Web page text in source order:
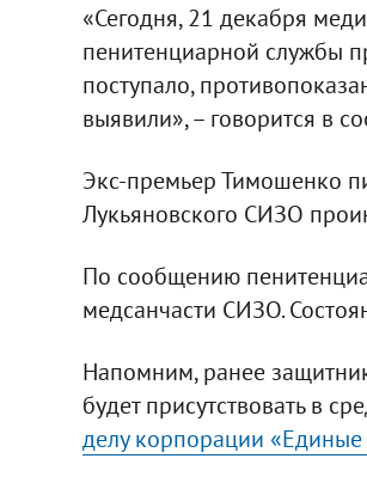
«Сегодня, 21 декабря
пенитенциарной службы
поступало,
выявили», – говорится в
Экс-премьер Тимошенко
Лукьяновского СИЗО
По сообщению
медсанчасти СИЗО.
Напомним, ранее
будет присутствовать в
делу корпорации «Единые